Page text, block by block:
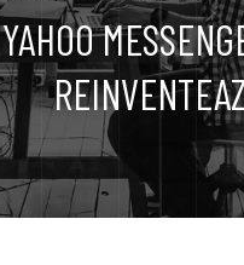
YAHOO